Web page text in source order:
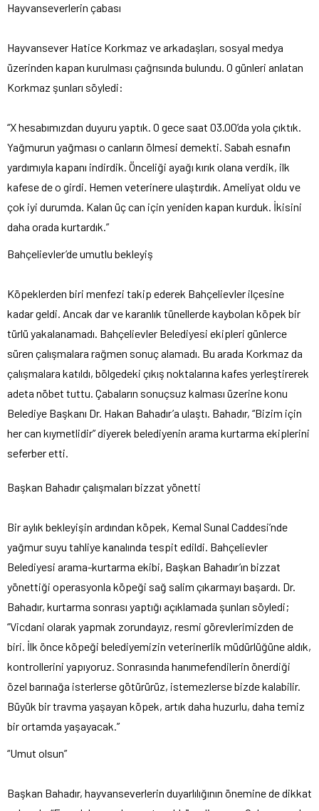
Hayvanseverlerin çabası
Hayvansever Hatice Korkmaz ve arkadaşları, sosyal medya
üzerinden kapan kurulması çağrısında bulundu. O günleri anlatan
Korkmaz şunları söyledi:
“X hesabımızdan duyuru yaptık. O gece saat 03.00’da yola çıktık.
Yağmurun yağması o canların ölmesi demekti. Sabah esnafın
yardımıyla kapanı indirdik. Önceliği ayağı kırık olana verdik, ilk
kafese de o girdi. Hemen veterinere ulaştırdık. Ameliyat oldu ve
çok iyi durumda. Kalan üç can için yeniden kapan kurduk. İkisini
daha orada kurtardık.”
Bahçelievler’de umutlu bekleyiş
Köpeklerden biri menfezi takip ederek Bahçelievler ilçesine
kadar geldi. Ancak dar ve karanlık tünellerde kaybolan köpek bir
türlü yakalanamadı. Bahçelievler Belediyesi ekipleri günlerce
süren çalışmalara rağmen sonuç alamadı. Bu arada Korkmaz da
çalışmalara katıldı, bölgedeki çıkış noktalarına kafes yerleştirerek
adeta nöbet tuttu. Çabaların sonuçsuz kalması üzerine konu
Belediye Başkanı Dr. Hakan Bahadır’a ulaştı. Bahadır, “Bizim için
her can kıymetlidir” diyerek belediyenin arama kurtarma ekiplerini
seferber etti.
Başkan Bahadır çalışmaları bizzat yönetti
Bir aylık bekleyişin ardından köpek, Kemal Sunal Caddesi’nde
yağmur suyu tahliye kanalında tespit edildi. Bahçelievler
Belediyesi arama-kurtarma ekibi, Başkan Bahadır’ın bizzat
yönettiği operasyonla köpeği sağ salim çıkarmayı başardı. Dr.
Bahadır, kurtarma sonrası yaptığı açıklamada şunları söyledi;
“Vicdani olarak yapmak zorundayız, resmi görevlerimizden de
biri. İlk önce köpeği belediyemizin veterinerlik müdürlüğüne aldık,
kontrollerini yapıyoruz. Sonrasında hanımefendilerin önerdiği
özel barınağa isterlerse götürürüz, istemezlerse bizde kalabilir.
Büyük bir travma yaşayan köpek, artık daha huzurlu, daha temiz
bir ortamda yaşayacak.”
“Umut olsun”
Başkan Bahadır, hayvanseverlerin duyarlılığının önemine de dikkat